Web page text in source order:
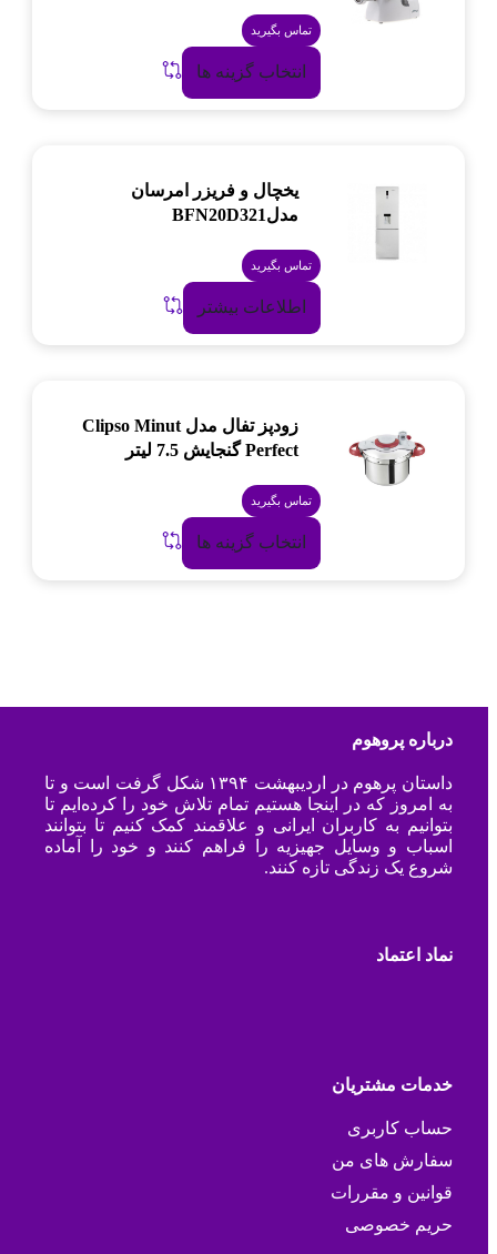
تماس بگیرید
انتخاب گزینه ها
یخچال و فریزر امرسان
مدلBFN20D321
تماس بگیرید
اطلاعات بیشتر
زودپز تفال مدل Clipso Minut
Perfect گنجایش 7.5 لیتر
تماس بگیرید
انتخاب گزینه ها
درباره پروهوم
داستان پرهوم در اردیبهشت ۱۳۹۴ شکل گرفت است و تا
به امروز که در اینجا هستیم تمام تلاش خود را کرده‌ایم تا
بتوانیم به کاربران ایرانی و علاقمند کمک کنیم تا بتوانند
اسباب و وسایل جهیزیه را فراهم کنند و خود را آماده
شروع یک زندگی تازه کنند.
نماد اعتماد
خدمات مشتریان
حساب کاربری
سفارش های من
قوانین و مقررات
حریم خصوصی